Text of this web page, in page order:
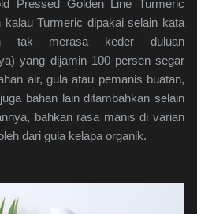
Pressed Golden Line Turmeric
Turmeric dipakai selain kata
tak merasa keder duluan
yang dijamin 100 persen segar
air, gula atau pemanis buatan,
bahan lain ditambahkan selain
bahkan rasa manis di varian
dari gula kelapa organik.